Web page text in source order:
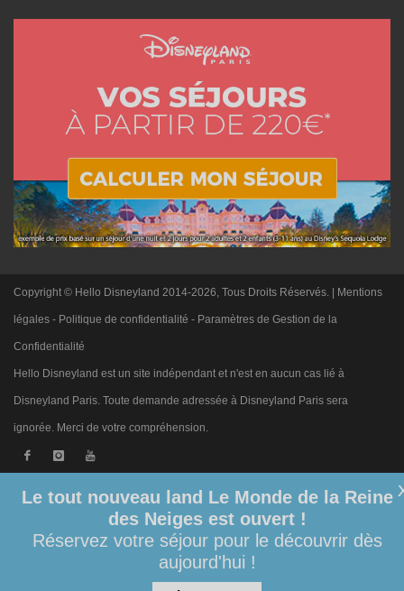
Copyright © Hello Disneyland 2014-2026, Tous Droits Réservés. | Mentions
légales - Politique de confidentialité - Paramètres de Gestion de la
Confidentialité
Hello Disneyland est un site indépendant et n'est en aucun cas lié à
Disneyland Paris. Toute demande adressée à Disneyland Paris sera
ignorée. Merci de votre compréhension.
Le tout nouveau land Le Monde de la Reine
des Neiges est ouvert !
Réservez votre séjour pour le découvrir dès
aujourd'hui !